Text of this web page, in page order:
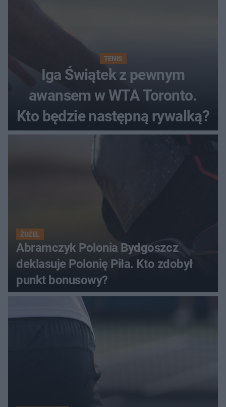
TENIS
Iga Świątek z pewnym
awansem w WTA Toronto.
Kto będzie następną rywalką?
ŻUŻEL
Abramczyk Polonia Bydgoszcz
deklasuje Polonię Piła. Kto zdobył
punkt bonusowy?